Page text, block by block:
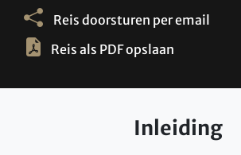
Reis doorsturen per email
Reis als PDF opslaan
Inleiding